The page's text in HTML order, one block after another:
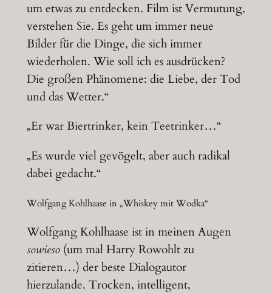
um etwas zu entdecken. Film ist Vermutung,
verstehen Sie. Es geht um immer neue
Bilder für die Dinge, die sich immer
wiederholen. Wie soll ich es ausdrücken?
Die großen Phänomene: die Liebe, der Tod
und das Wetter.“
„Er war Biertrinker, kein Teetrinker…“
„Es wurde viel gevögelt, aber auch radikal
dabei gedacht.“
Wolfgang Kohlhaase in „Whiskey mit Wodka“
Wolfgang Kohlhaase ist in meinen Augen
sowieso(um mal Harry Rowohlt zu
zitieren…) der beste Dialogautor
hierzulande. Trocken, intelligent,